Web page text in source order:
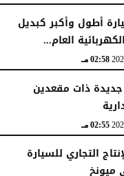
أطول وأكبر كبديل
02:58 مـ
ذات مقعدين
02:55 مـ
التجاري للسيارة